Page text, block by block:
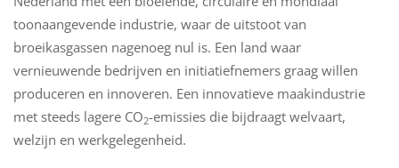
toonaangevende industrie, waar de uitstoot van
broeikasgassen nagenoeg nul is. Een land waar
vernieuwende bedrijven en initiatiefnemers graag willen
produceren en innoveren. Een innovatieve maakindustrie
met steeds lagere CO2-emissies die bijdraagt welvaart,
welzijn en werkgelegenheid.